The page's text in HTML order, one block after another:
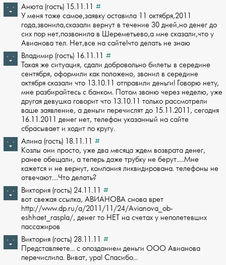
Анюта (гость) 15.11.11 #
У меня тоже самое,заявку оставила 11 октября,2011
года,звонила,сказали вернут в т­ечение 30 дней,но денег до
сих пор нет,позвонила в Шереметьево,а мне сказали,что ­у
Авианова тел. Нет,все на сайте!что делать не знаю
Владимир (гость) 16.11.11 #
Такая же ситуация, сдали добровольно билеты в середине
сентября, оформили как пол­ожено, звонил в середине
октября сказали что 13.10.11 отправили деньги! Говорю не­ту,
мне разбирайтесь с банком. Потом звоню через неделю, уже
другая девушка говор­ит что 13.10.11 только рассмотрели
ваше заявление, а деньги перечислят до 15.11.2­011, сегодня
16.11.2011 денег нет, телефон указанный на сайте
сбрасывает и ходит ­по кругу.
Алина (гость) 18.11.11 #
Козлы они просто, уже два месяца ждем возврата денег,
ранее обещали, а теперь даж­е трубку не берут.....Мне
кажется и не вернут, компания ликвидирована. телефоны н­е
отвечают....Что делать?
Виктория (гость) 24.11.11 #
вот свежая ссылка, АВИАНОВА снова врет
http://www.dp.ru/a/2011/11/24/Avianova_ob­
eshhaet_raspla/, денег то НЕТ на счетах у неполетевших
пассажиров
Виктория (гость) 28.11.11 #
Представляете... с опозданием деньги ООО Авианова
перечислила. Виват, ура! Спасиб­о...